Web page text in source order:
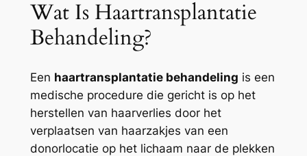
Wat Is Haartransplantatie
Behandeling?
Een haartransplantatie behandeling is een
medische procedure die gericht is op het
herstellen van haarverlies door het
verplaatsen van haarzakjes van een
donorlocatie op het lichaam naar de plekken